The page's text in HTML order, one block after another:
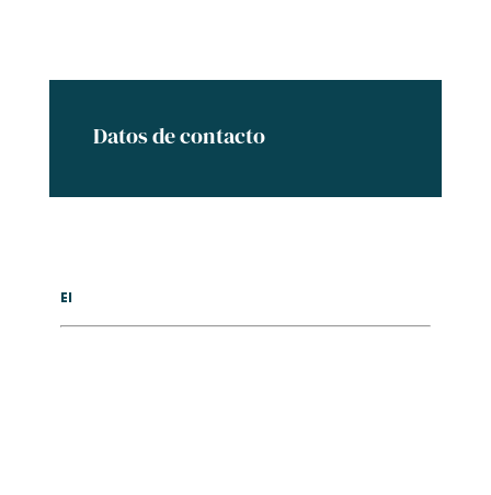
Datos de contacto
El